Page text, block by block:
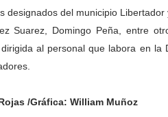
designados del municipio
Suarez, Domingo Peña, entre
al personal que labora en la
/Gráfica: William Muñoz